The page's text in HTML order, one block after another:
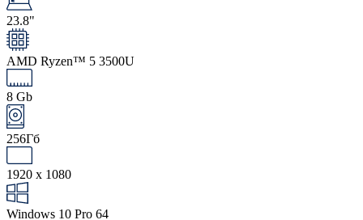
23.8"
AMD Ryzen™ 5 3500U
8 Gb
256Гб
1920 x 1080
Windows 10 Pro 64